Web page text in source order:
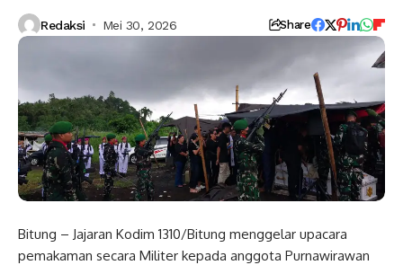
Redaksi Mei 30, 2026 Share
Bitung – Jajaran Kodim 1310/Bitung menggelar upacara
pemakaman secara Militer kepada anggota Purnawirawan